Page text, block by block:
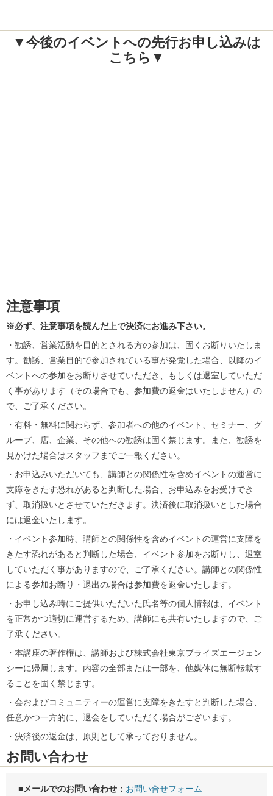
▼今後のイベントへの先行お申し込みは
こちら▼
注意事項
※必ず、注意事項を読んだ上で決済にお進み下さい。
・勧誘、営業活動を目的とされる方の参加は、固くお断りいたしま
す。勧誘、営業目的で参加されている事が発覚した場合、以降のイ
ベントへの参加をお断りさせていただき、もしくは退室していただ
く事があります（その場合でも、参加費の返金はいたしません）の
で、ご了承ください。
・有料・無料に関わらず、参加者への他のイベント、セミナー、グ
ループ、店、企業、その他への勧誘は固く禁じます。また、勧誘を
見かけた場合はスタッフまでご一報ください。
・お申込みいただいても、講師との関係性を含めイベントの運営に
支障をきたす恐れがあると判断した場合、お申込みをお受けでき
ず、取消扱いとさせていただきます。決済後に取消扱いとした場合
には返金いたします。
・イベント参加時、講師との関係性を含めイベントの運営に支障を
きたす恐れがあると判断した場合、イベント参加をお断りし、退室
していただく事がありますので、ご了承ください。講師との関係性
による参加お断り・退出の場合は参加費を返金いたします。
・お申し込み時にご提供いただいた氏名等の個人情報は、イベント
を正常かつ適切に運営するため、講師にも共有いたしますので、ご
了承ください。
・本講座の著作権は、講師および株式会社東京プライズエージェン
シーに帰属します。内容の全部または一部を、他媒体に無断転載す
ることを固く禁じます。
・会およびコミュニティーの運営に支障をきたすと判断した場合、
任意かつ一方的に、退会をしていただく場合がございます。
・決済後の返金は、原則として承っておりません。
お問い合わせ
■メールでのお問い合わせ： お問い合せフォーム